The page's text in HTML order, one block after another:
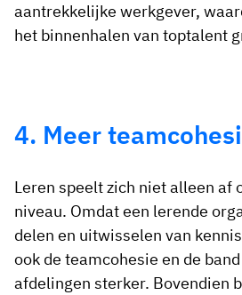
aantrekkelijke werkgever,
het binnenhalen van toptalent
4. Meer
Leren speelt zich niet alleen af
niveau. Omdat een lerende
delen en uitwisselen van
ook de teamcohesie en de
afdelingen sterker. Bovendien